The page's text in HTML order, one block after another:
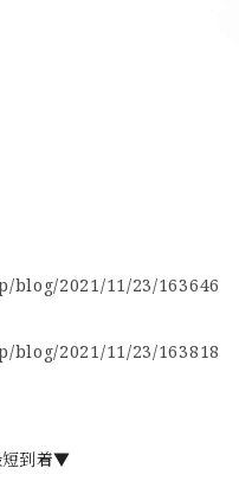
blog/2021/11/23/163646
blog/2021/11/23/163818
短到着▼